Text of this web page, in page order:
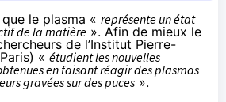
que le plasma « représente un état
de la matière ». Afin de mieux le
de l’Institut Pierre-
« étudient les nouvelles
en faisant réagir des plasmas
gravées sur des puces ».